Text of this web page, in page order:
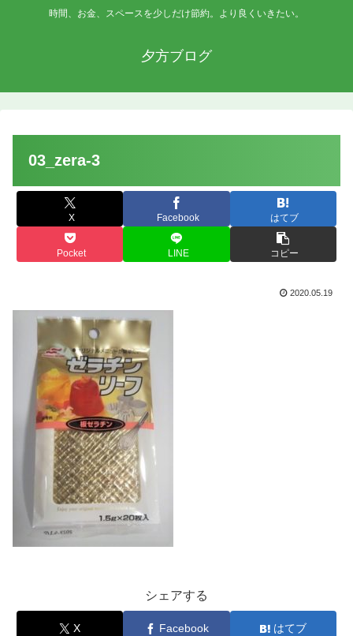
時間、お金、スペースを少しだけ節約。より良くいきたい。
夕方ブログ
03_zera-3
X Facebook はてブ
Pocket LINE コピー
2020.05.19
シェアする
X Facebook はてブ